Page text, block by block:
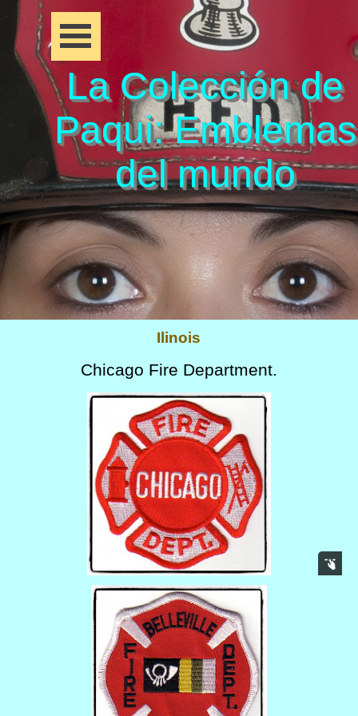
La Colección de
Paqui: Emblemas
del mundo
Ilinois
Chicago Fire Department.